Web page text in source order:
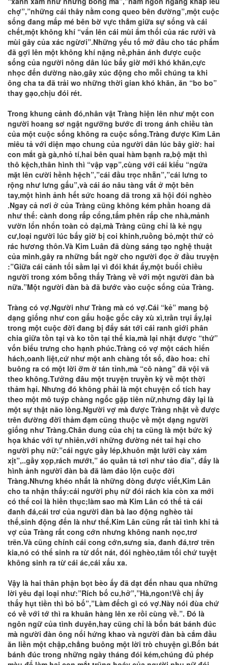
chợ”,”những cái thây nằm cong queo bên đường”,một cuộc
sống đang mấp mé bên bờ vực thẳm giữa sự sống và cái
chết,một không khí “vẩn lên cái mùi ẩm thối của rác rưởi và
mùi gây của xác ngừơi”.Những yếu tố mở đầu cho tác phẩm
đã gợi lên một không khí nặng nề,phản ánh được cuộc
sống của người nông dân lúc bấy giờ mới khó khăn,cực
nhọc đến dường nào,gây xúc động cho mỗi chúng ta khi
ông cha ta đã trải wo những thời gian khó khăn, ăn “bo bo”
thay gạo,chịu đói rét.
Trong khung cảnh đó,nhân vật Tràng hiện lên như một con
người hoang sơ ngật ngưỡng bước đi trong ánh chiều tàn
của một cuộc sống không ra cuộc sống.Tràng được Kim Lân
miêu tả với diện mạo chung của người dân lúc bây giờ: hai
con mắt gà gà,nhỏ tí,hai bên quai hàm bạnh ra,bộ mặt thì
thô kệch,thân hình thì “vập vạp”,cùng với cái kiểu “ngửa
mặt lên cười hềnh hệch”,”cái đầu trọc nhẵn”,”cái lưng to
rộng như lưng gấu”,và cái áo nâu tàng vắt ở một bên
tay,một hình ảnh hết sức hoang dã trong xã hội đói nghèo
.Ngay cả nơi ở của Tràng cũng không kém phần hoang dã
như thế: cành dong rấp cổng,tấm phên rấp che nhà,mảnh
vườn lổn nhổn toàn cỏ dại,mà Tràng cũng chỉ là kẻ ngụ
cư,loại người lúc bấy giờ bị coi khinh,ruồng bỏ,một thứ cỏ
rác hương thôn.Và Kim Luân đã dùng sáng tạo nghệ thuật
của mình,gây ra những bất ngờ cho người đọc ở đầu truyện
:”Giữa cái cảnh tối sầm lại vì đói khát ấy,một buổi chiều
người trong xóm bỗng thấy Tràng về với một người đàn bà
nữa.”Một người đàn bà đã bước vào cuộc sống của Tràng.
Tràng có vợ.Người như Tràng mà có vợ.Cái “kẻ” mang bộ
dạng giống như con gấu hoặc gốc cây xù xì,trần trụi ấy,lại
trong một cuộc đời đang bị đẩy sát tới cái ranh giới phân
chia giữa tồn tại và ko tồn tại thế kia,mà lại nhặt được “thứ”
vốn biểu trưng cho hạnh phúc.Tràng có vợ một cách hiển
hách,oanh liệt,cứ như một anh chàng tốt số, đào hoa: chỉ
buông ra có một lời ỡm ờ tán tỉnh,mà “cô nàng” đã vội vã
theo không.Tưởng đâu một truyện truyền kỳ về một thời
thảm hại. Nhưng đó không phải là một chuyện cổ tích hay
theo một mô tuýp chàng ngốc gặp tiên nữ,nhưng đây lại là
một sự thật não lòng.Người vợ mà được Tràng nhặt về được
trên đường đời thảm đạm cũng thuộc về một dạng người
giống như Tràng.Chân dung của chị ta cũng là một bức ký
họa khác với tự nhiên,với những đường nét tai hại cho
người phụ nữ:”cái ngực gầy lép,khuôn mặt lưỡi cày xám
xịt”,..gầy xọp,rách mướt,” áo quần tả tơi như tảo đỉa”, đấy là
hình ảnh người đàn bà đã làm đảo lộn cuộc đời
Tràng.Nhưng khéo nhất là những dòng được viết,Kim Lân
cho ta nhận thấy:cái người phụ nữ đói rách kia còn xa mới
có thể coi là hiền thục;làm sao mà Kim Lân có thể tả cái
đanh đá,cái trơ của người đàn bà lao động nghèo tài
thế,sinh động đến là như thế.Kim Lân cũng rất tài tình khi tả
vợ của Tràng rất cong cớn nhưng không nanh nọc,trơ
trẽn.Và cũng chính cái cong cớn,sưng sỉa, đanh đá,trơ trẽn
kia,nó có thể sinh ra từ dốt nát, đói nghèo,tâm tối chứ tuyệt
không sinh ra từ cái ác,cái xấu xa.
Vậy là hai thân phận bọt bèo ấy đã dạt đến nhau qua những
lời yêu đại loại như:”Rích bố cu,hở”,”Hà,ngon!Về chị ấy
thấy hụt tiền thì bỏ bố”,”Làm đếch gì có vợ.Này nói đùa chứ
có về với tớ thì ra khuân hàng lên xe rồi cùng về.”. Đó là
ngôn ngữ của tình duyên,hay cũng chỉ là bốn bát bánh đúc
mà người đàn ông nổi hứng khao và người đàn bà cắm đầu
ăn liền một chập,chẳng buông một lời trò chuyện gì.Bốn bát
bánh đúc trong những ngày tháng đói kém,chúng đủ phép